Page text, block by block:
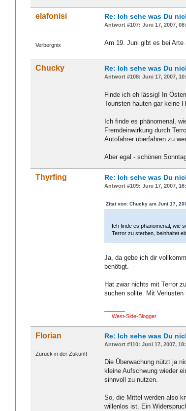
elafonisi
Verbergnix
Re: Ich sehe was Du
Antwort #107: Juni 17, 2007,
Am 19. Juni gibt es bei Arte
Chucky Re: Ich sehe was Du
Antwort #108: Juni 17, 2007,
Finde ich eh lässig! In
Touristen hauten gar keine
Ich finde es phänomenal,
Fremdeinwirkung durch
Autofahrer überfahren zu
Aber egal - schönen
Thyrfing Re: Ich sehe was Du
Antwort #109: Juni 17, 2007,
Zitat von: Chucky am Juni 17,
Ich finde es phänomenal, wie
Terror zu sterben, beinhaltet
Ja, da gebe ich dir
benötigt.
Hat zwar nichts mit Terror
suchen sollte. Mit
West-Side-Blogger
Florian
Zurück in der Zukunft
Re: Ich sehe was Du
Antwort #110: Juni 17, 2007,
Die Überwachung nützt ja
kleine Aufschwung wieder
sinnvoll zu nutzen.
So, die Mittel werden also
willenlos ist. Ein